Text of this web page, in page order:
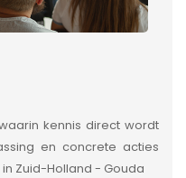
kennis direct wordt
en concrete acties
Zuid-Holland - Gouda